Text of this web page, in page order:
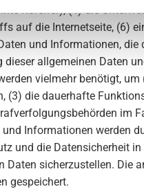
Referrer), (4) die
auf die Internetseite, (6)
und Informationen,
allgemeinen Daten
vielmehr benötigt,
(3) die dauerhafte
im
Informationen werden
und die Datensicherheit
sicherzustellen. Die
gespeichert.